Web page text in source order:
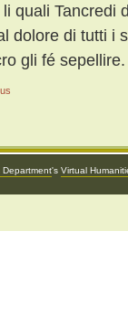
quali Tancredi
dolore di tutti i
gli fé sepellire.
Department's Virtual